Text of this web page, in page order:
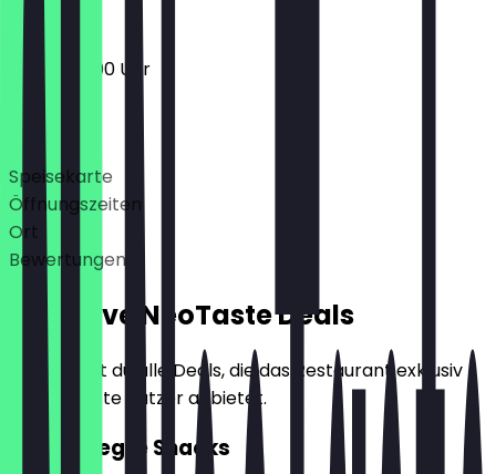
06:30 - 13:00 Uhr
Deals
Speisekarte
Öffnungszeiten
Ort
Bewertungen
Exklusive NeoTaste Deals
Hier findest du alle Deals, die das Restaurant exklusiv
für NeoTaste Nutzer anbietet.
2für1 Belegte Snacks